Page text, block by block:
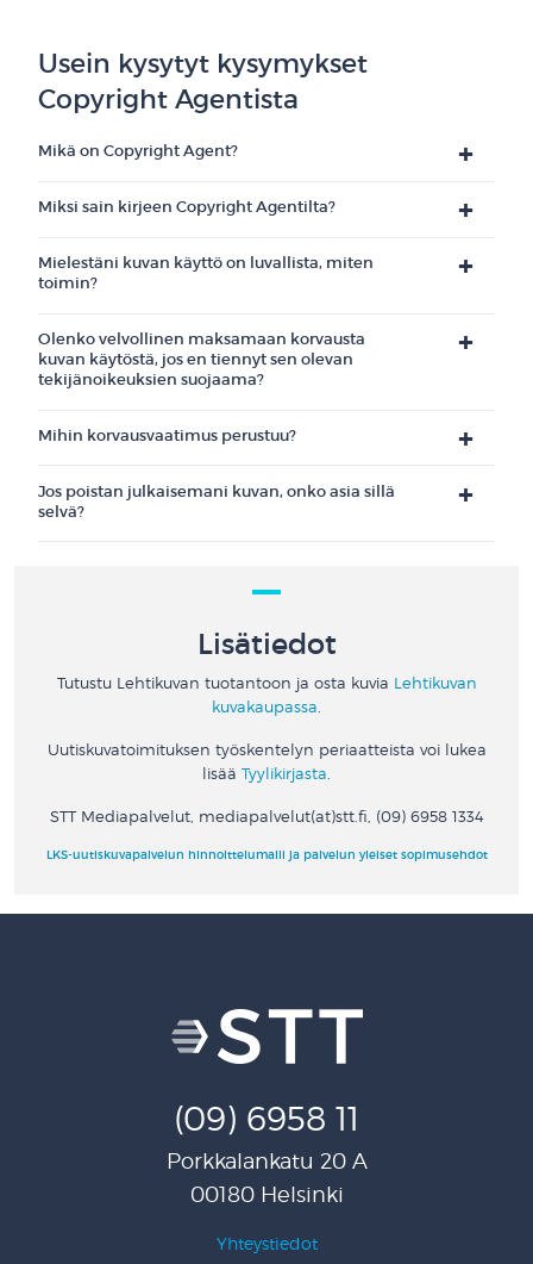
Usein kysytyt kysymykset
Copyright Agentista
Mikä on Copyright Agent?
Miksi sain kirjeen Copyright Agentilta?
Mielestäni kuvan käyttö on luvallista, miten
toimin?
Olenko velvollinen maksamaan korvausta
kuvan käytöstä, jos en tiennyt sen olevan
tekijänoikeuksien suojaama?
Mihin korvausvaatimus perustuu?
Jos poistan julkaisemani kuvan, onko asia sillä
selvä?
Lisätiedot
Tutustu Lehtikuvan tuotantoon ja osta kuvia Lehtikuvan
kuvakaupassa
Uutiskuvatoimituksen työskentelyn periaatteista voi lukea
lisää Tyylikirjasta
STT Mediapalvelut, mediapalvelut(at)stt.fi, (09) 6958 1334
LKS-uutiskuvapalvelun hinnoittelumalli ja palvelun yleiset sopimusehdot
(09) 6958 11
Porkkalankatu 20 A
00180 Helsinki
Yhteystiedot